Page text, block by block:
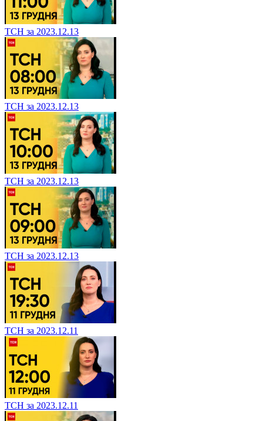
ТСН за 2023.12.13
ТСН за 2023.12.13
ТСН за 2023.12.13
ТСН за 2023.12.13
ТСН за 2023.12.11
ТСН за 2023.12.11